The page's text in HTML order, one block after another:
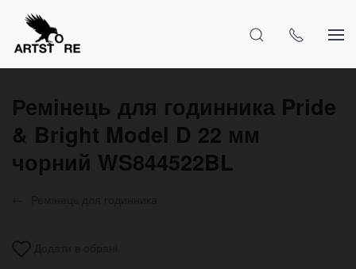
Ремінець для годинника Pride
& Bright Model D 22 мм
чорний WS844522BL